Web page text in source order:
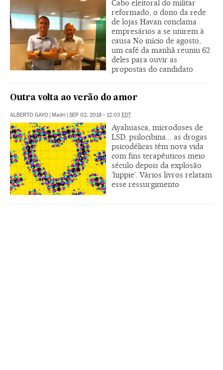
Cabo eleitoral do militar
reformado, o dono da rede
de lojas Havan conclama
empresários a se unirem à
causa No início de agosto,
um café da manhã reuniu 62
deles para ouvir as
propostas do candidato
Outra volta ao verão do amor
ALBERTO GAYO | Madri | SEP 02, 2018 - 12:03 EDT
Ayahuasca, microdoses de
LSD, psilocibina... as drogas
psicodélicas têm nova vida
com fins terapêuticos meio
século depois da explosão
‘hippie’. Vários livros relatam
esse ressurgimento